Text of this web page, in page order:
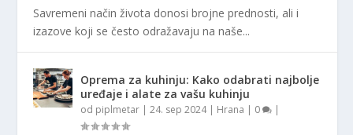
Savremeni način života donosi brojne prednosti, ali i
izazove koji se često odražavaju na naše...
Oprema za kuhinju: Kako odabrati najbolje
uređaje i alate za vašu kuhinju
od piplmetar |24. sep 2024| Hrana | 0 |